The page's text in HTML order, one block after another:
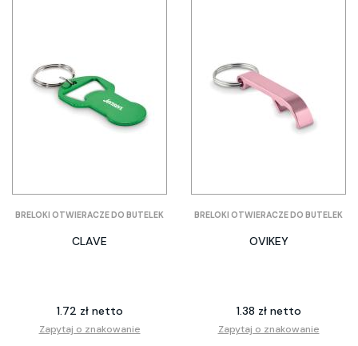
BRELOKI OTWIERACZE DO BUTELEK
CLAVE
1.72 zł netto
Zapytaj o znakowanie
BRELOKI OTWIERACZE DO BUTELEK
OVIKEY
1.38 zł netto
Zapytaj o znakowanie